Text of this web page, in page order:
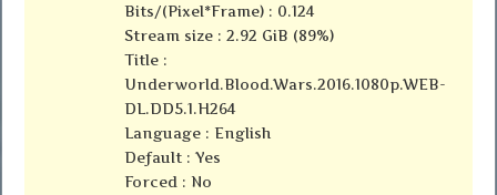
Bits/(Pixel*Frame) : 0.124
Stream size : 2.92 GiB (89%)
Title :
Underworld.Blood.Wars.2016.1080p.WEB-
DL.DD5.1.H264
Language : English
Default : Yes
Forced : No